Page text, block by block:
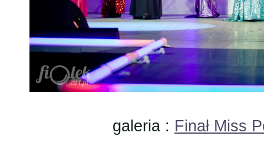
galeria : Finał Miss